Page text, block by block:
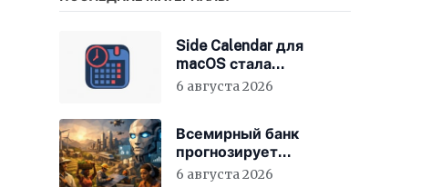
Side Calendar для
macOS стала
бесплатной; ну почти
6 августа 2026
Всемирный банк
прогнозирует
ускоренное развитие
6 августа 2026